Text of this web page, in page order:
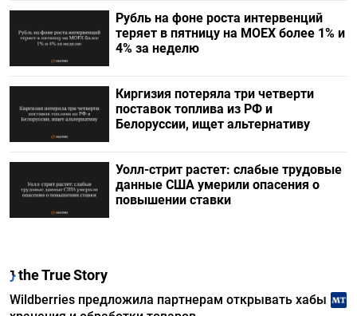
Рубль на фоне роста интервенций
теряет в пятницу на МОЕХ более 1% и
4% за неделю
Киргизия потеряла три четверти
поставок топлива из РФ и
Белоруссии, ищет альтернативу
Уолл-стрит растет: слабые трудовые
данные США умерили опасения о
повышении ставки